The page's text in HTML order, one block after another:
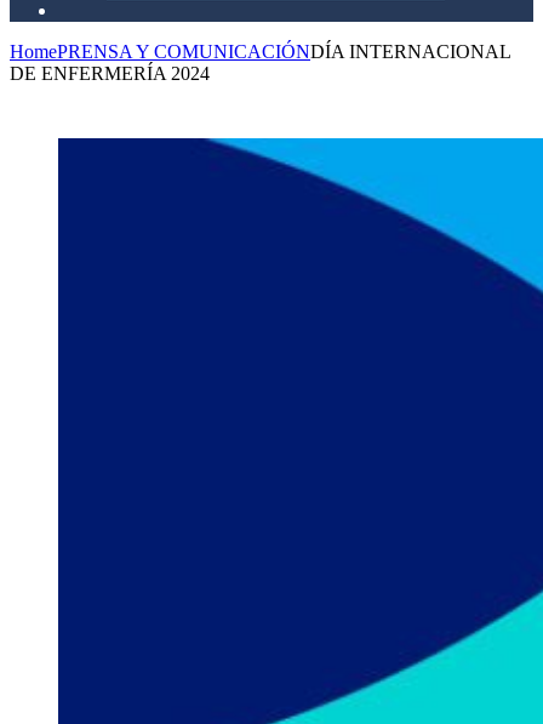
HomePRENSA Y COMUNICACIÓNDÍA INTERNACIONAL
DE ENFERMERÍA 2024